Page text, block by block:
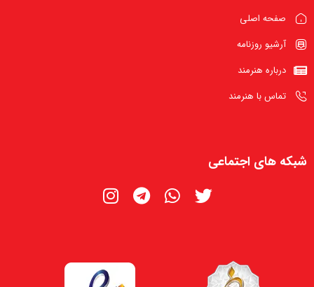
صفحه اصلی
آرشیو روزنامه
درباره هنرمند
تماس با هنرمند
شبکه های اجتماعی